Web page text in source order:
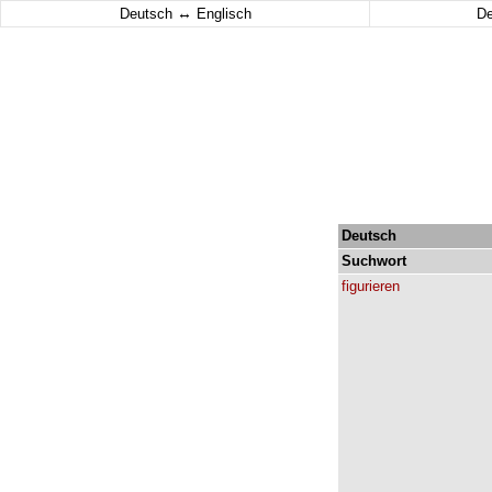
Deutsch ↔ Englisch
Deutsch
Suchwort
figurieren